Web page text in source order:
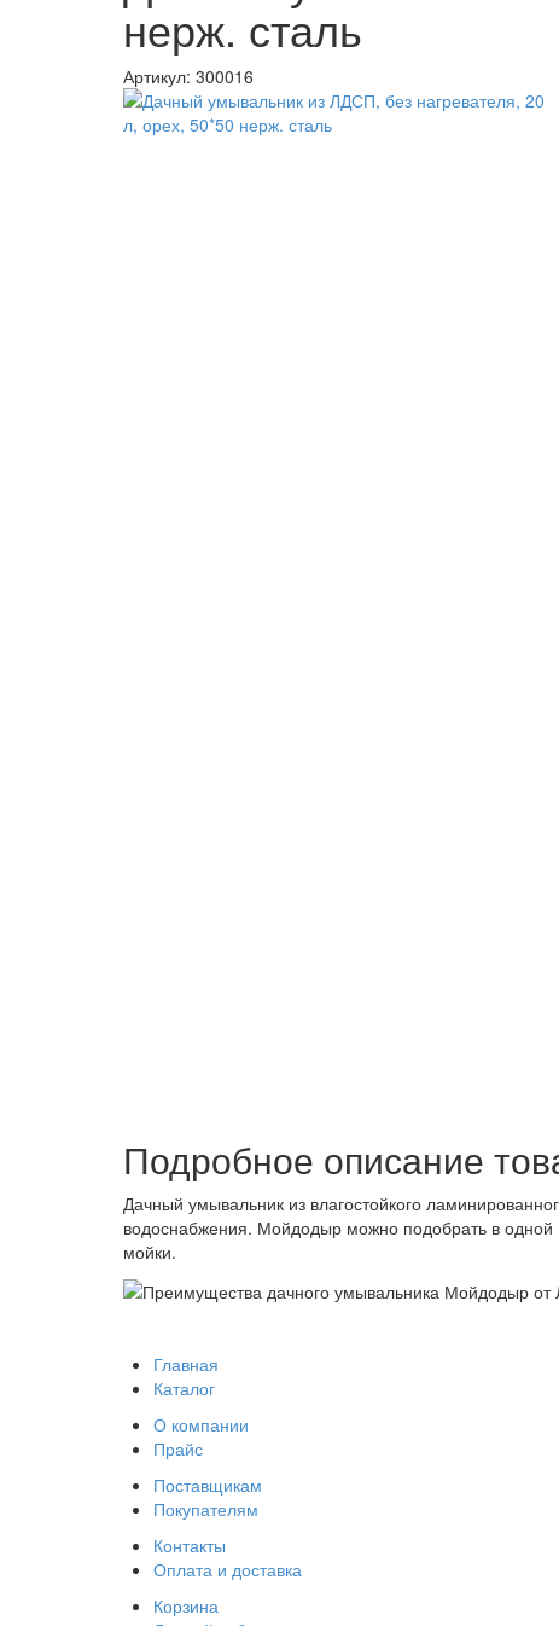
нерж. сталь
Артикул: 300016
Подробное описание
Дачный умывальник из влагостойкого
водоснабжения. Мойдодыр можно подобрать в
мойки.
Главная
Каталог
О компании
Прайс
Поставщикам
Покупателям
Контакты
Оплата и доставка
Корзина